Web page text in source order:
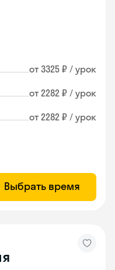
от 3325 ₽ / урок
от 2282 ₽ / урок
от 2282 ₽ / урок
Выбрать время